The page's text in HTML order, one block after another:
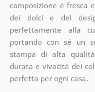
composizione è fresca
dei dolci e del
perfettamente alla
portando con sé un
stampa di alta
durata e vivacità dei
perfetta per ogni casa.